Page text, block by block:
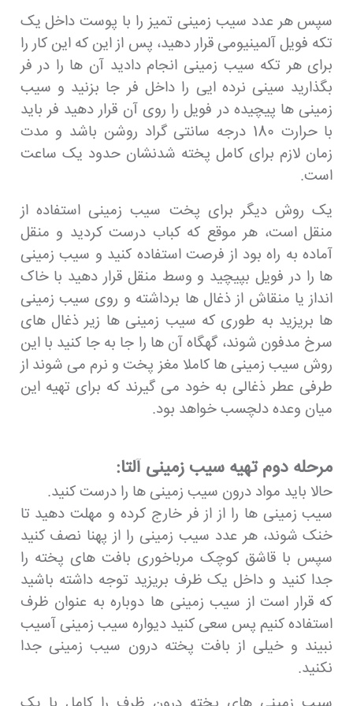
سپس هر عدد سیب زمینی تمیز را با پوست داخل یک
تکه فویل آلمینیومی قرار دهید، پس از این که این کار را
برای هر تکه سیب زمینی انجام دادید آن ها را در فر
بگذارید سینی نرده ایی را داخل فر جا بزنید و سیب
زمینی ها پیچیده در فویل را روی آن قرار دهید فر باید
با حرارت 180 درجه سانتی گراد روشن باشد و مدت
زمان لازم برای کامل پخته شدنشان حدود یک ساعت
است.
یک روش دیگر برای پخت سیب زمینی استفاده از
منقل است، هر موقع که کباب درست کردید و منقل
آماده به راه بود از فرصت استفاده کنید و سیب زمینی
ها را در فویل بپیچید و وسط منقل قرار دهید با خاک
انداز یا منقاش از ذغال ها برداشته و روی سیب زمینی
ها بریزید به طوری که سیب زمینی ها زیر ذغال های
سرخ مدفون شوند، گهگاه آن ها را جا به جا کنید با این
روش سیب زمینی ها کاملا مغز پخت و نرم می شوند از
طرفی عطر ذغالی به خود می گیرند که برای تهیه این
میان وعده دلچسب خواهد بود.
مرحله دوم تهیه سیب زمینی آلتا:
حالا باید مواد درون سیب زمینی ها را درست کنید.
سیب زمینی ها را از از فر خارج کرده و مهلت دهید تا
خنک شوند، هر عدد سیب زمینی را از پهنا نصف کنید
سپس با قاشق کوچک مرباخوری بافت های پخته را
جدا کنید و داخل یک ظرف بریزید توجه داشته باشید
که قرار است از سیب زمینی ها دوباره به عنوان ظرف
استفاده کنیم پس سعی کنید دیواره سیب زمینی آسیب
نبیند و خیلی از بافت پخته درون سیب زمینی جدا
نکنید.